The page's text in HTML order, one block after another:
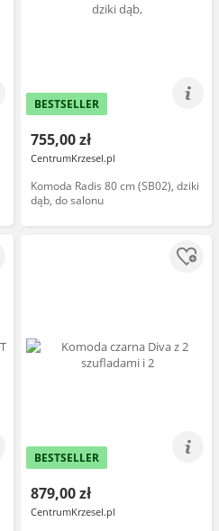
BESTSELLER
755,00 zł
CentrumKrzesel.pl
Komoda Radis 80 cm (SB02), dziki
dąb, do salonu
BESTSELLER
879,00 zł
CentrumKrzesel.pl